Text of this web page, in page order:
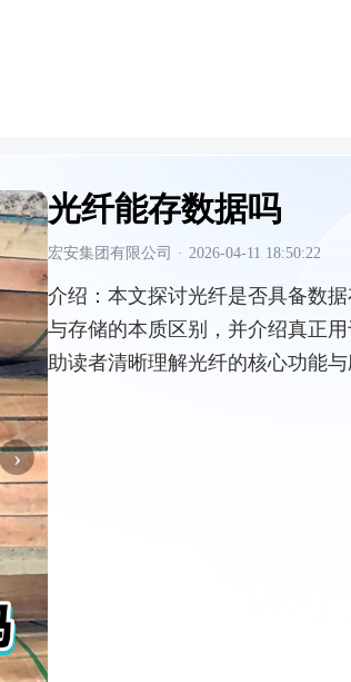
›
光纤能存数据吗
宏安集团有限公司 · 2026-04-11 18:50:22
介绍： 本文探讨光纤是否具备数
与存储的本质区别，并介绍真正
助读者清晰理解光纤的核心功能与